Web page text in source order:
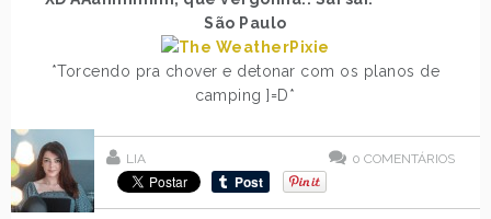
São Paulo
*Torcendo pra chover e detonar com os planos de
camping ]=D*
LIA 0 COMENTÁRIOS